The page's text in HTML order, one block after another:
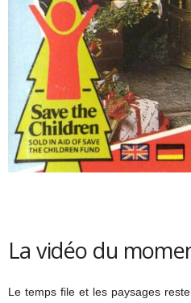
La vidéo du
Le temps file et les paysages